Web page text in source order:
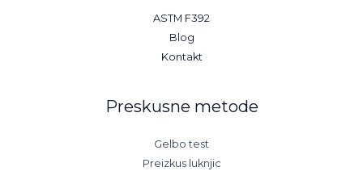
ASTM F392
Blog
Kontakt
Preskusne metode
Gelbo test
Preizkus luknjic